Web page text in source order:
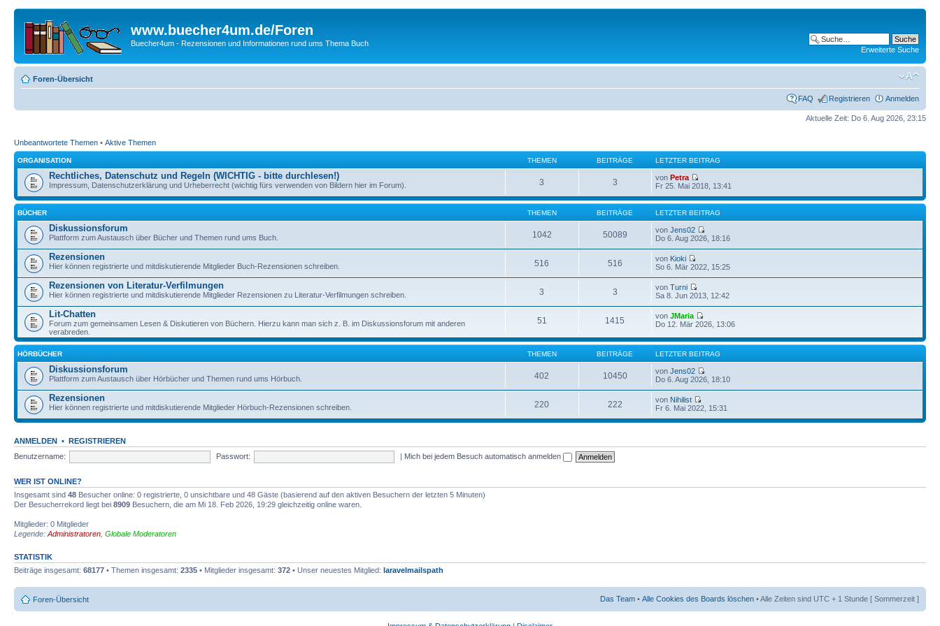
www.buecher4um.de/Foren
Buecher4um - Rezensionen und Informationen rund ums Thema Buch
Erweiterte Suche
Foren-Übersicht
FAQ Registrieren Anmelden
Aktuelle Zeit: Do 6. Aug 2026, 23:15
Unbeantwortete Themen • Aktive Themen
ORGANISATION THEMEN BEITRÄGE LETZTER BEITRAG
Rechtliches, Datenschutz und Regeln (WICHTIG - bitte durchlesen!)
Impressum, Datenschutzerklärung und Urheberrecht (wichtig fürs verwenden von Bildern hier im Forum). 3 3 vonPetra
Fr 25. Mai 2018, 13:41
BÜCHER THEMEN BEITRÄGE LETZTER BEITRAG
Diskussionsforum
Plattform zum Austausch über Bücher und Themen rund ums Buch. 1042 50089 vonJens02
Do 6. Aug 2026, 18:16
Rezensionen
Hier können registrierte und mitdiskutierende Mitglieder Buch-Rezensionen schreiben. 516 516 von Kioki
So 6. Mär 2022, 15:25
Rezensionen von Literatur-Verfilmungen
Hier können registrierte und mitdiskutierende Mitglieder Rezensionen zu Literatur-Verfilmungen schreiben. 3 3 vonTurni
Sa 8. Jun 2013, 12:42
Lit-Chatten
Forum zum gemeinsamen Lesen & Diskutieren von Büchern. Hierzu kann man sich z. B. im Diskussionsforum mit anderen
verabreden.
51 1415 vonJMaria
Do 12. Mär 2026, 13:06
HÖRBÜCHER THEMEN BEITRÄGE LETZTER BEITRAG
Diskussionsforum
Plattform zum Austausch über Hörbücher und Themen rund ums Hörbuch. 402 10450 vonJens02
Do 6. Aug 2026, 18:10
Rezensionen
Hier können registrierte und mitdiskutierende Mitglieder Hörbuch-Rezensionen schreiben. 220 222 von Nihilist
Fr 6. Mai 2022, 15:31
ANMELDEN • REGISTRIEREN
Benutzername:
Passwort: | Mich bei jedem Besuch automatisch anmelden
WER IST ONLINE?
Insgesamt sind 48 Besucher online: 0 registrierte, 0 unsichtbare und 48 Gäste (basierend auf den aktiven Besuchern der letzten 5 Minuten)
Der Besucherrekord liegt bei 8909 Besuchern, die am Mi 18. Feb 2026, 19:29 gleichzeitig online waren.
Mitglieder: 0 Mitglieder
Legende: Administratoren Globale Moderatoren
STATISTIK
Beiträge insgesamt: 68177 • Themen insgesamt: 2335 • Mitglieder insgesamt: 372 • Unser neuestes Mitglied: laravelmailspath
Foren-Übersicht Das Team • Alle Cookies des Boards löschen • Alle Zeiten sind UTC + 1 Stunde [ Sommerzeit ]